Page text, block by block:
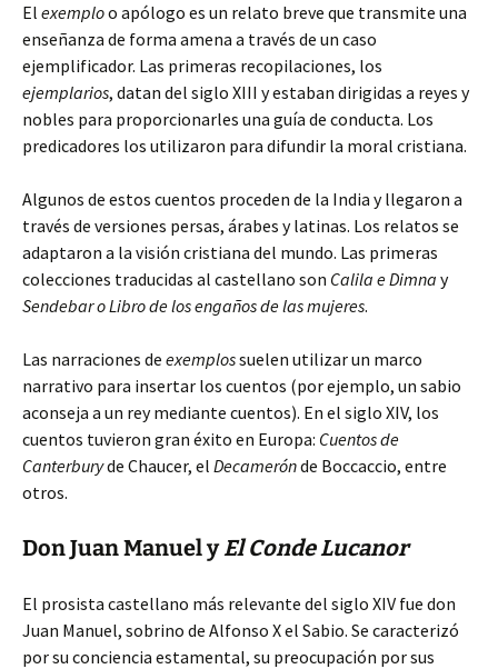
El exemploo apólogo es un relato breve que transmite una
enseñanza de forma amena a través de un caso
ejemplificador. Las primeras recopilaciones, los
ejemplarios, datan del siglo XIII y estaban dirigidas a reyes y
nobles para proporcionarles una guía de conducta. Los
predicadores los utilizaron para difundir la moral cristiana.
Algunos de estos cuentos proceden de la India y llegaron a
través de versiones persas, árabes y latinas. Los relatos se
adaptaron a la visión cristiana del mundo. Las primeras
colecciones traducidas al castellano son Calila e Dimna y
Sendebar o Libro de los engaños de las mujeres.
Las narraciones de exemplossuelen utilizar un marco
narrativo para insertar los cuentos (por ejemplo, un sabio
aconseja a un rey mediante cuentos). En el siglo XIV, los
cuentos tuvieron gran éxito en Europa: Cuentos de
Canterburyde Chaucer, el Decamerónde Boccaccio, entre
otros.
Don Juan Manuel yEl Conde Lucanor
El prosista castellano más relevante del siglo XIV fue don
Juan Manuel, sobrino de Alfonso X el Sabio. Se caracterizó
por su conciencia estamental, su preocupación por sus